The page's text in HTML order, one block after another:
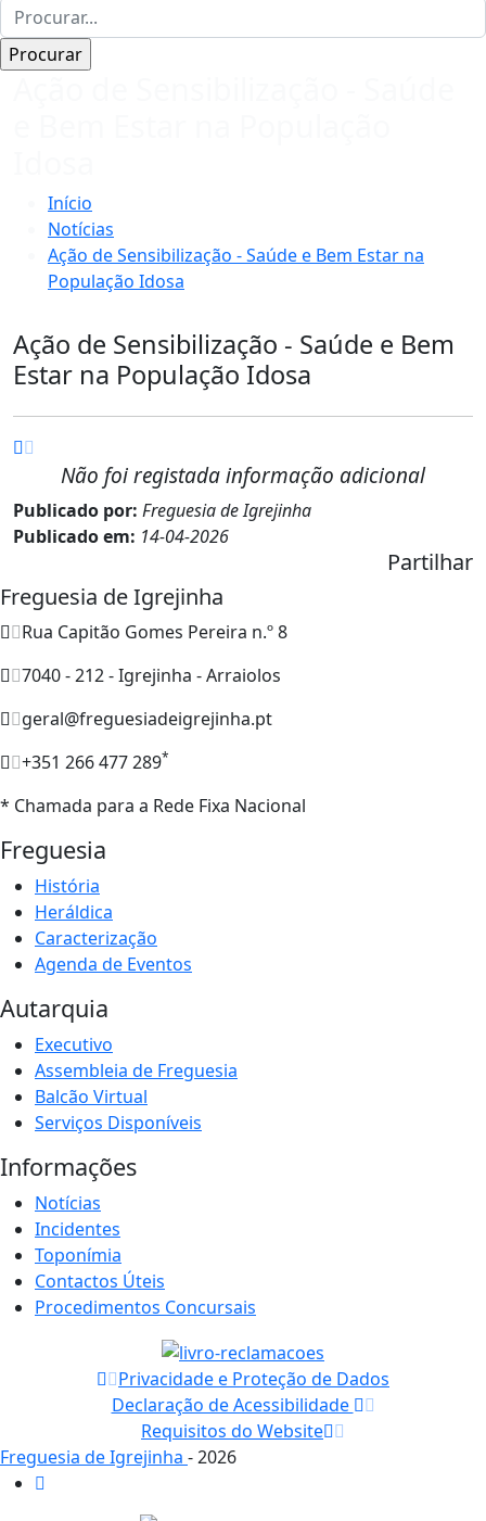
Início
Notícias
Ação de Sensibilização - Saúde e Bem Estar na
População Idosa
Ação de Sensibilização - Saúde e Bem
Estar na População Idosa
Não foi registada informação adicional
Publicado por: Freguesia de Igrejinha
Publicado em: 14-04-2026
Partilhar
Freguesia de Igrejinha
Rua Capitão Gomes Pereira n.º 8
7040 - 212 - Igrejinha - Arraiolos
geral@freguesiadeigrejinha.pt
+351 266 477 289*
* Chamada para a Rede Fixa Nacional
Freguesia
História
Heráldica
Caracterização
Agenda de Eventos
Autarquia
Executivo
Assembleia de Freguesia
Balcão Virtual
Serviços Disponíveis
Informações
Notícias
Incidentes
Toponímia
Contactos Úteis
Procedimentos Concursais
Privacidade e Proteção de Dados
Declaração de Acessibilidade
Requisitos do Website
Freguesia de Igrejinha - 2026